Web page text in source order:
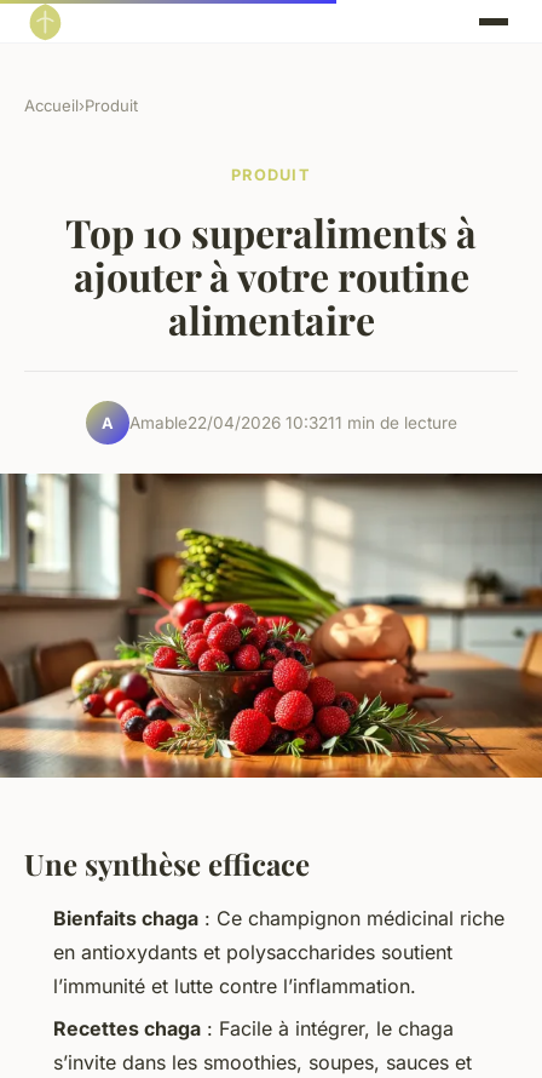
Accueil›Produit
PRODUIT
Top 10 superaliments à
ajouter à votre routine
alimentaire
A Amable22/04/2026 10:3211 min de lecture
Une synthèse efficace
Bienfaits chaga : Ce champignon médicinal riche
en antioxydants et polysaccharides soutient
l’immunité et lutte contre l’inflammation.
Recettes chaga : Facile à intégrer, le chaga
s’invite dans les smoothies, soupes, sauces et